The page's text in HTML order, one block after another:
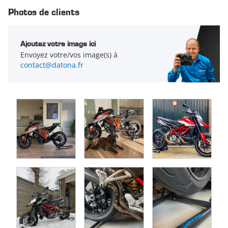
Photos de clients
Ajoutez votre image ici
Envoyez votre/vos image(s) à
contact@datona.fr